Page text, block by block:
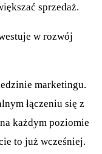
sprzedaż.
w rozwój
marketingu.
łączeniu się z
każdym poziomie
to już wcześniej.